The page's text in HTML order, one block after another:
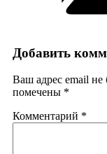
Добавить
Ваш адрес email не
помечены *
Комментарий *